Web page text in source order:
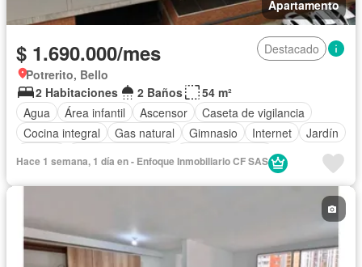
Apartamento
$ 1.690.000/mes
Destacado
Potrerito, Bello
2 Habitaciones
2 Baños
54 m²
Agua
Área infantil Ascensor
Caseta de vigilancia
Cocina integral
Gas natural Gimnasio Internet
Jardín
Permite mascotas
Permite niños
Hace 1 semana, 1 día en - Enfoque Inmobiliario CF SAS